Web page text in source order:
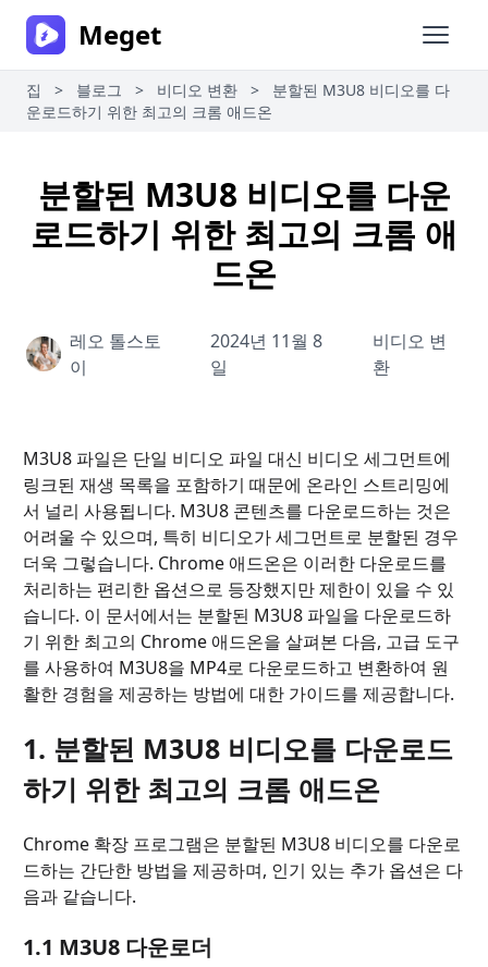
메인
Meget
집 > 블로그 > 비디오 변환 >
분할된 M3U8 비디오를 다
운로드하기 위한 최고의 크롬 애드온
분할된 M3U8 비디오를 다운
로드하기 위한 최고의 크롬 애
드온
레오 톨스토
이
2024년 11월 8
일
비디오 변
환
M3U8 파일은 단일 비디오 파일 대신 비디오 세그먼트에
링크된 재생 목록을 포함하기 때문에 온라인 스트리밍에
서 널리 사용됩니다. M3U8 콘텐츠를 다운로드하는 것은
어려울 수 있으며, 특히 비디오가 세그먼트로 분할된 경우
더욱 그렇습니다. Chrome 애드온은 이러한 다운로드를
처리하는 편리한 옵션으로 등장했지만 제한이 있을 수 있
습니다. 이 문서에서는 분할된 M3U8 파일을 다운로드하
기 위한 최고의 Chrome 애드온을 살펴본 다음, 고급 도구
를 사용하여 M3U8을 MP4로 다운로드하고 변환하여 원
활한 경험을 제공하는 방법에 대한 가이드를 제공합니다.
1. 분할된 M3U8 비디오를 다운로드
하기 위한 최고의 크롬 애드온
Chrome 확장 프로그램은 분할된 M3U8 비디오를 다운로
드하는 간단한 방법을 제공하며, 인기 있는 추가 옵션은 다
음과 같습니다.
1.1 M3U8 다운로더